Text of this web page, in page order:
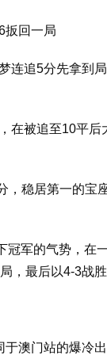
扳回一局
连追5分先拿到
在被追至10平
，稳居第一的宝
冠军的气势，在
，最后以4-3战
澳门站的爆冷